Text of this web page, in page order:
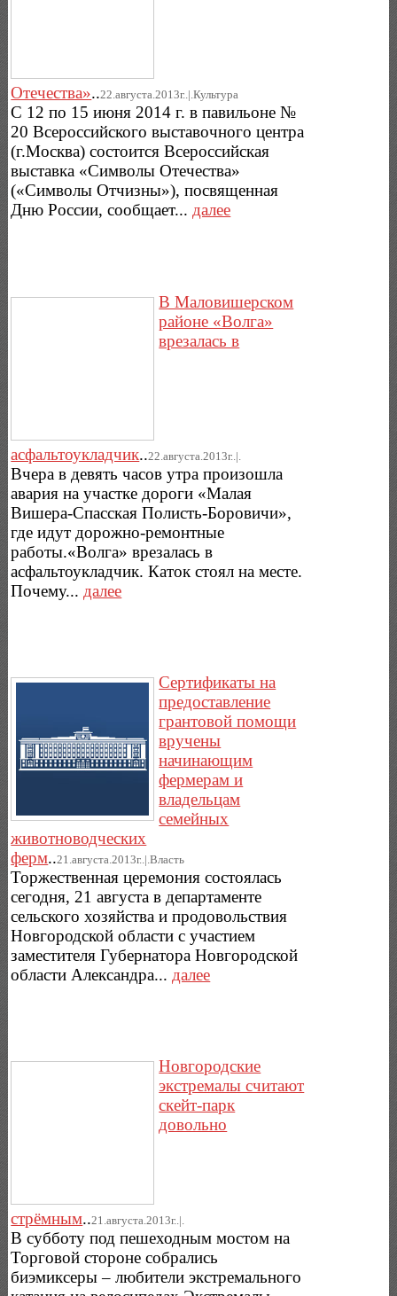
Отечества»..22.августа.2013г..|.Культура
С 12 по 15 июня 2014 г. в павильоне №
20 Всероссийского выставочного центра
(г.Москва) состоится Всероссийская
выставка «Символы Отечества»
(«Символы Отчизны»), посвященная
Дню России, сообщает...далее
В Маловишерском
районе «Волга»
врезалась в
асфальтоукладчик..22.августа.2013г..|.
Вчера в девять часов утра произошла
авария на участке дороги «Малая
Вишера-Спасская Полисть-Боровичи»,
где идут дорожно-ремонтные
работы.«Волга» врезалась в
асфальтоукладчик. Каток стоял на месте.
Почему... далее
Сертификаты на
предоставление
грантовой помощи
вручены
начинающим
фермерам и
владельцам
семейных
животноводческих
ферм..21.августа.2013г..|.Власть
Торжественная церемония состоялась
сегодня, 21 августа в департаменте
сельского хозяйства и продовольствия
Новгородской области с участием
заместителя Губернатора Новгородской
области Александра... далее
Новгородские
экстремалы считают
скейт-парк
довольно
стрёмным..21.августа.2013г..|.
В субботу под пешеходным мостом на
Торговой стороне собрались
биэмиксеры – любители экстремального